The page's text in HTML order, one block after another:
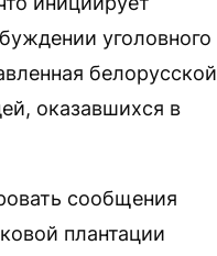
уголовного
белорусской
оказавшихся в
сообщения
плантации